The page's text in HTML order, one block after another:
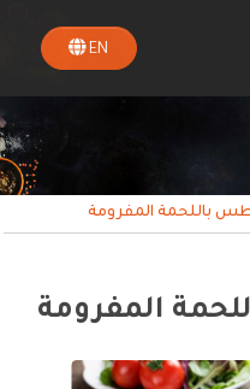
EN
باللحمة المفرومة
المفرومة